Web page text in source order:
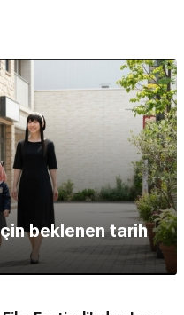
beklenen tarih